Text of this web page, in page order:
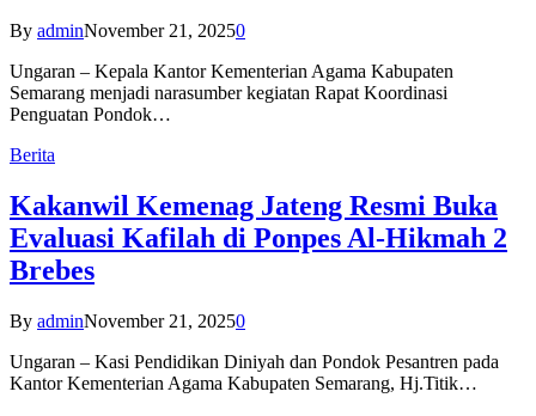
By adminNovember 21, 20250
Ungaran – Kepala Kantor Kementerian Agama Kabupaten
Semarang menjadi narasumber kegiatan Rapat Koordinasi
Penguatan Pondok…
Berita
Kakanwil Kemenag Jateng Resmi Buka
Evaluasi Kafilah di Ponpes Al-Hikmah 2
Brebes
By adminNovember 21, 20250
Ungaran – Kasi Pendidikan Diniyah dan Pondok Pesantren pada
Kantor Kementerian Agama Kabupaten Semarang, Hj.Titik…